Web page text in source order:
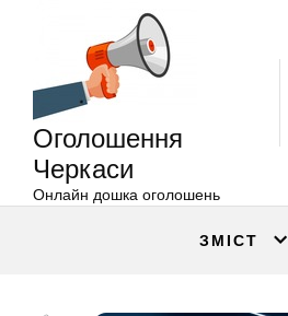
Оголошення
Черкаси
Онлайн дошка оголошень
ЗМІСТ